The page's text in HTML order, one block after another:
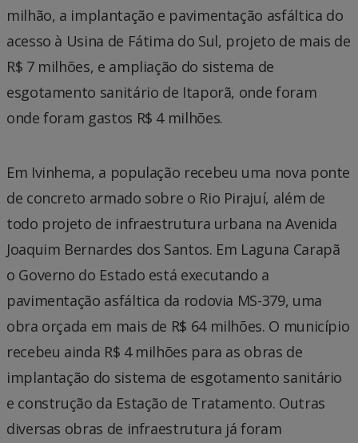
milhão, a implantação e pavimentação asfáltica do
acesso à Usina de Fátima do Sul, projeto de mais de
R$ 7 milhões, e ampliação do sistema de
esgotamento sanitário de Itaporã, onde foram
onde foram gastos R$ 4 milhões.
Em Ivinhema, a população recebeu uma nova ponte
de concreto armado sobre o Rio Pirajuí, além de
todo projeto de infraestrutura urbana na Avenida
Joaquim Bernardes dos Santos. Em Laguna Carapã
o Governo do Estado está executando a
pavimentação asfáltica da rodovia MS-379, uma
obra orçada em mais de R$ 64 milhões. O município
recebeu ainda R$ 4 milhões para as obras de
implantação do sistema de esgotamento sanitário
e construção da Estação de Tratamento. Outras
diversas obras de infraestrutura já foram